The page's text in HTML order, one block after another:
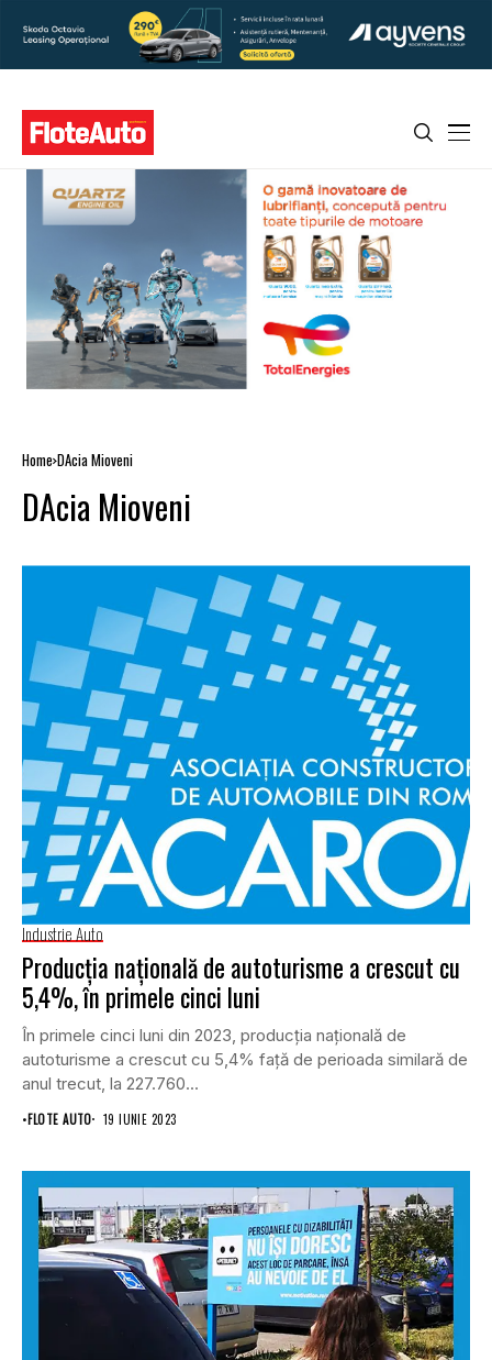
Home DAcia Mioveni
DAcia Mioveni
Industrie Auto
Producţia naţională de autoturisme a crescut cu
5,4%, în primele cinci luni
În primele cinci luni din 2023, producţia naţională de
autoturisme a crescut cu 5,4% față de perioada similară de
anul trecut, la 227.760...
•FLOTE AUTO 19 IUNIE 2023